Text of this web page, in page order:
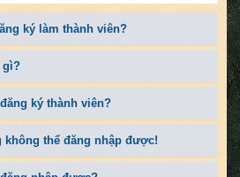
ký làm thành viên?
gì?
ký thành viên?
không thể đăng nhập được!